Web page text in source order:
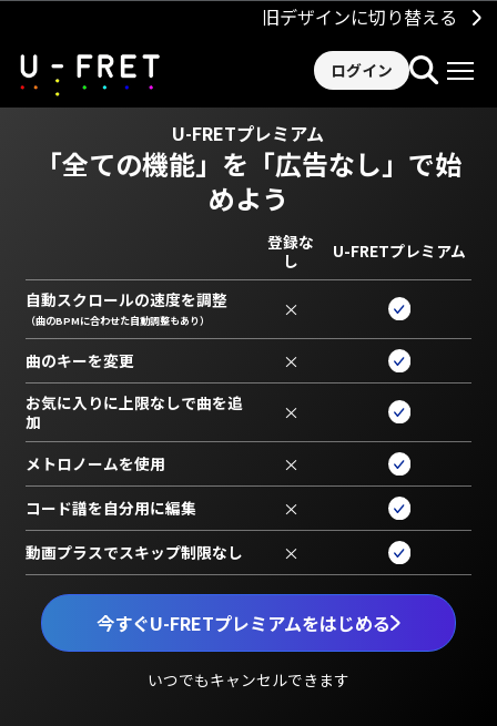
旧デザインに切り替える
ログイン
U-FRETプレミアム
「全ての機能」を 「広告なし」で始
めよう
今すぐU-FRETプレミアムをはじめる
いつでもキャンセルできます
登録な
し
U-FRETプレミアム
自動スクロールの速度を調整
（曲のBPMに合わせた自動調整もあり） ×
曲のキーを変更 ×
お気に入りに上限なしで曲を追
加
×
メトロノームを使用 ×
コード譜を自分用に編集 ×
動画プラスでスキップ制限なし ×